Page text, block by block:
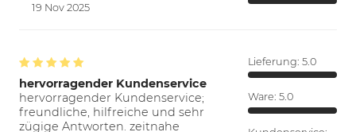
19 Nov 2025
hervorragender Kundenservice
hervorragender Kundenservice;
freundliche, hilfreiche und sehr
zügige Antworten. zeitnahe
Lieferung: 5.0
Ware: 5.0